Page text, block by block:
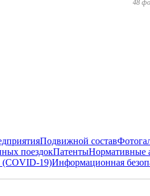
48
Подвижной состав
поездокПатентыНормативные
(COVID-19)Информационная